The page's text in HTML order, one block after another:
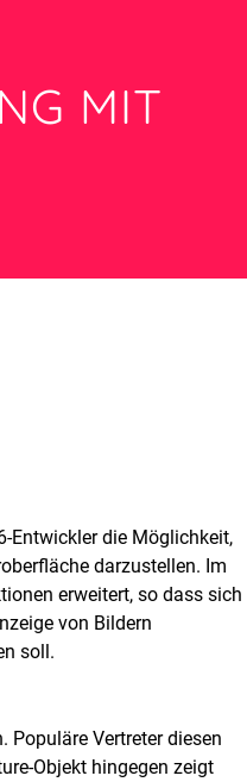
MIT
Entwickler die Möglichkeit,
darzustellen. Im
erweitert, so dass sich
von Bildern
soll.
Populäre Vertreter diesen
Objekt hingegen zeigt